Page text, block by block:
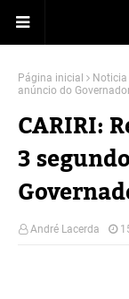
Página inicial Noticia
anúncio do
CARIRI:
3
André Lacerda